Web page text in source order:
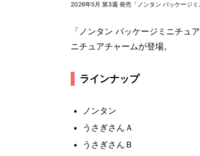
2026年5月 第3週 発売「ノンタン パッケージ
「ノンタン パッケージミニチュ
ニチュアチャームが登場。
ラインナップ
ノンタン
うさぎさんＡ
うさぎさんＢ